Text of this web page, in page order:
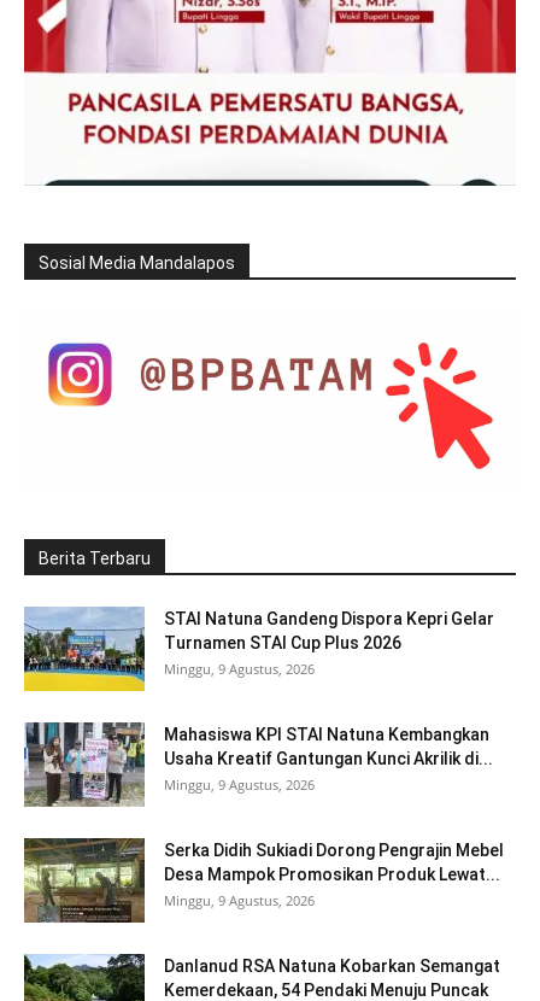
Sosial Media Mandalapos
Berita Terbaru
STAI Natuna Gandeng Dispora Kepri Gelar
Turnamen STAI Cup Plus 2026
Minggu, 9 Agustus, 2026
Mahasiswa KPI STAI Natuna Kembangkan
Usaha Kreatif Gantungan Kunci Akrilik di...
Minggu, 9 Agustus, 2026
Serka Didih Sukiadi Dorong Pengrajin Mebel
Desa Mampok Promosikan Produk Lewat...
Minggu, 9 Agustus, 2026
Danlanud RSA Natuna Kobarkan Semangat
Kemerdekaan, 54 Pendaki Menuju Puncak